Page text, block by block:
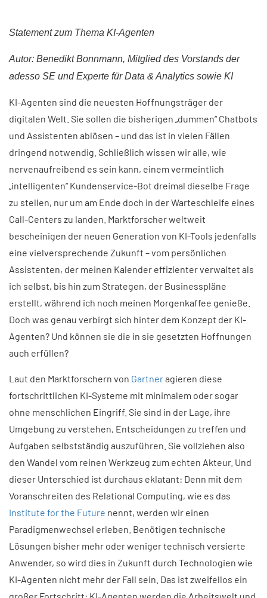
Statement zum Thema KI-Agenten
Autor: Benedikt Bonnmann, Mitglied des Vorstands der
adesso SE und Experte für Data & Analytics sowie KI
KI-Agenten sind die neuesten Hoffnungsträger der
digitalen Welt. Sie sollen die bisherigen „dummen“ Chatbots
und Assistenten ablösen – und das ist in vielen Fällen
dringend notwendig. Schließlich wissen wir alle, wie
nervenaufreibend es sein kann, einem vermeintlich
„intelligenten“ Kundenservice-Bot dreimal dieselbe Frage
zu stellen, nur um am Ende doch in der Warteschleife eines
Call-Centers zu landen. Marktforscher weltweit
bescheinigen der neuen Generation von KI-Tools jedenfalls
eine vielversprechende Zukunft – vom persönlichen
Assistenten, der meinen Kalender effizienter verwaltet als
ich selbst, bis hin zum Strategen, der Businesspläne
erstellt, während ich noch meinen Morgenkaffee genieße.
Doch was genau verbirgt sich hinter dem Konzept der KI-
Agenten? Und können sie die in sie gesetzten Hoffnungen
auch erfüllen?
Laut den Marktforschern von Gartneragieren diese
fortschrittlichen KI-Systeme mit minimalem oder sogar
ohne menschlichen Eingriff. Sie sind in der Lage, ihre
Umgebung zu verstehen, Entscheidungen zu treffen und
Aufgaben selbstständig auszuführen. Sie vollziehen also
den Wandel vom reinen Werkzeug zum echten Akteur. Und
dieser Unterschied ist durchaus eklatant: Denn mit dem
Voranschreiten des Relational Computing, wie es das
Institute for the Future nennt, werden wir einen
Paradigmenwechsel erleben. Benötigen technische
Lösungen bisher mehr oder weniger technisch versierte
Anwender, so wird dies in Zukunft durch Technologien wie
KI-Agenten nicht mehr der Fall sein. Das ist zweifellos ein
großer Fortschritt: KI-Agenten werden die Arbeitswelt und